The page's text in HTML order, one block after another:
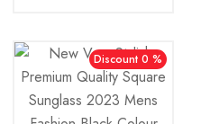
Discount 0 %